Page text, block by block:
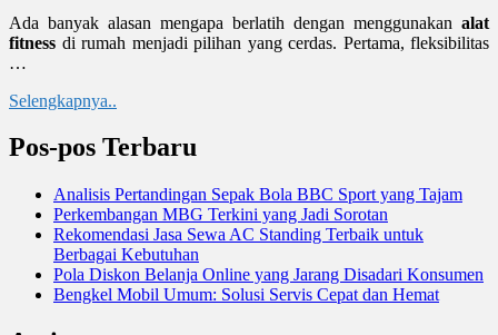
Ada banyak alasan mengapa berlatih dengan menggunakan alat
fitness di rumah menjadi pilihan yang cerdas. Pertama, fleksibilitas
…
Selengkapnya..
Pos-pos Terbaru
Analisis Pertandingan Sepak Bola BBC Sport yang Tajam
Perkembangan MBG Terkini yang Jadi Sorotan
Rekomendasi Jasa Sewa AC Standing Terbaik untuk
Berbagai Kebutuhan
Pola Diskon Belanja Online yang Jarang Disadari Konsumen
Bengkel Mobil Umum: Solusi Servis Cepat dan Hemat